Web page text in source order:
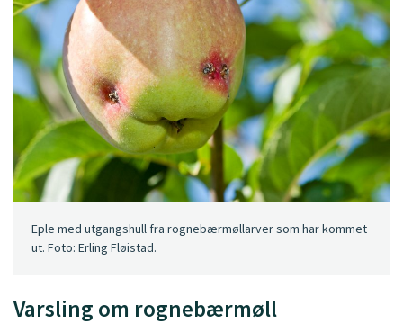
Eple med utgangshull fra rognebærmøllarver som har kommet
ut. Foto: Erling Fløistad.
Varsling om rognebærmøll